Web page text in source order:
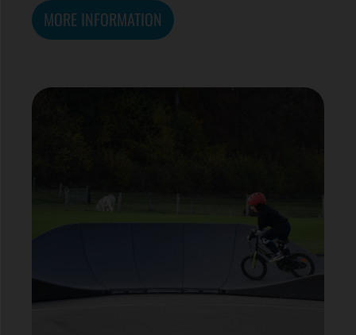
MORE INFORMATION